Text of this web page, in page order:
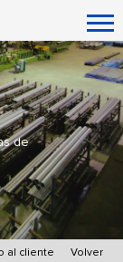
de
Volver
al cliente